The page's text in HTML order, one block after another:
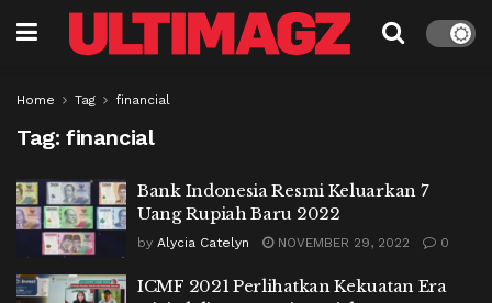
Home Tag financial
Tag: financial
Bank Indonesia Resmi Keluarkan 7
Uang Rupiah Baru 2022
by Alycia Catelyn NOVEMBER 29, 2022 0
ICMF 2021 Perlihatkan Kekuatan Era